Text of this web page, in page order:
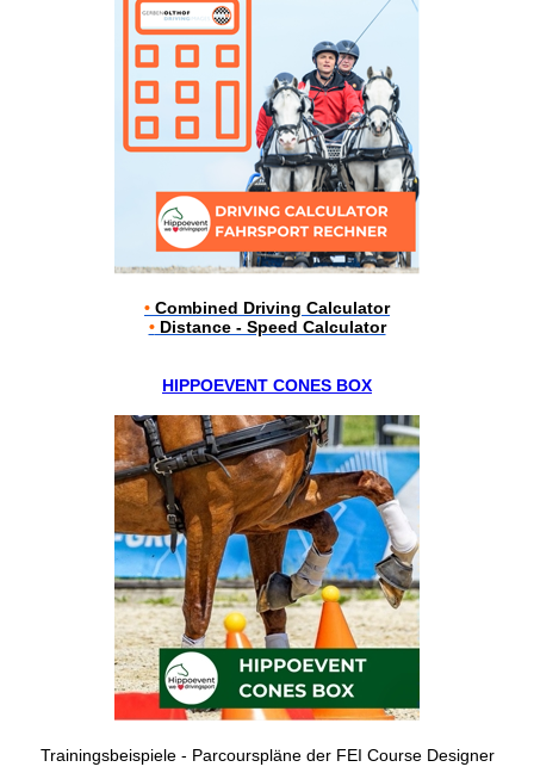
• Combined Driving Calculator
•Distance - Speed Calculator
HIPPOEVENT CONES BOX
Trainingsbeispiele - Parcourspläne der FEI Course Designer